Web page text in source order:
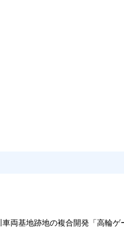
両基地跡地の複合開発「高輪